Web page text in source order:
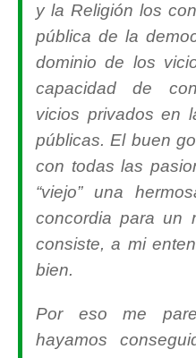
y la Religión los
pública de la
dominio de los
capacidad de
vicios privados en
públicas. El buen
con todas las
“viejo” una
concordia para un
consiste, a mi
bien.
Por eso me
hayamos